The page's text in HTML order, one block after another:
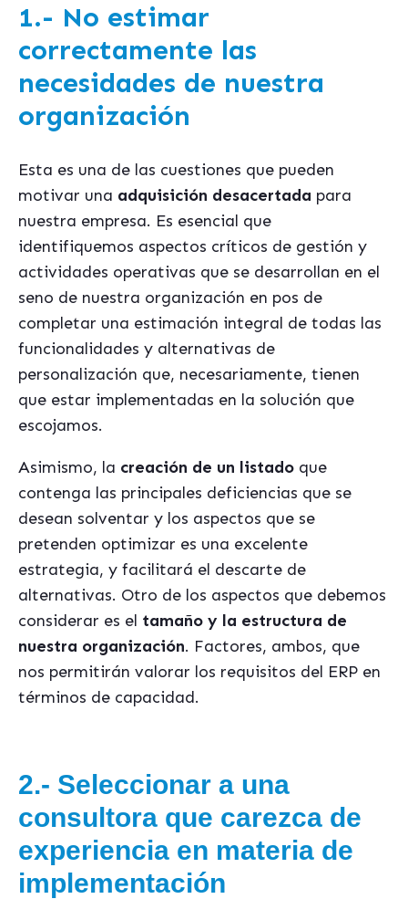
1.- No estimar
correctamente las
necesidades de nuestra
organización
Esta es una de las cuestiones que pueden
motivar una adquisición desacertada para
nuestra empresa. Es esencial que
identifiquemos aspectos críticos de gestión y
actividades operativas que se desarrollan en el
seno de nuestra organización en pos de
completar una estimación integral de todas las
funcionalidades y alternativas de
personalización que, necesariamente, tienen
que estar implementadas en la solución que
escojamos.
Asimismo, la creación de un listado que
contenga las principales deficiencias que se
desean solventar y los aspectos que se
pretenden optimizar es una excelente
estrategia, y facilitará el descarte de
alternativas. Otro de los aspectos que debemos
considerar es el tamaño y la estructura de
nuestra organización. Factores, ambos, que
nos permitirán valorar los requisitos del ERP en
términos de capacidad.
2.- Seleccionar a una
consultora que carezca de
experiencia en materia de
implementación